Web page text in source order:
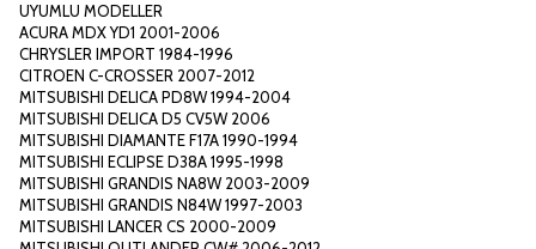
UYUMLU MODELLER
ACURA MDX YD1 2001-2006
CHRYSLER IMPORT 1984-1996
CITROEN C-CROSSER 2007-2012
MITSUBISHI DELICA PD8W 1994-2004
MITSUBISHI DELICA D5 CV5W 2006
MITSUBISHI DIAMANTE F17A 1990-1994
MITSUBISHI ECLIPSE D38A 1995-1998
MITSUBISHI GRANDIS NA8W 2003-2009
MITSUBISHI GRANDIS N84W 1997-2003
MITSUBISHI LANCER CS 2000-2009